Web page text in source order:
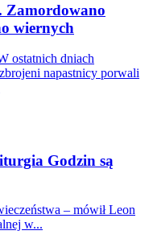
Zamordowano
wiernych
ostatnich dniach
napastnicy porwali
Godzin są
– mówił Leon
w...